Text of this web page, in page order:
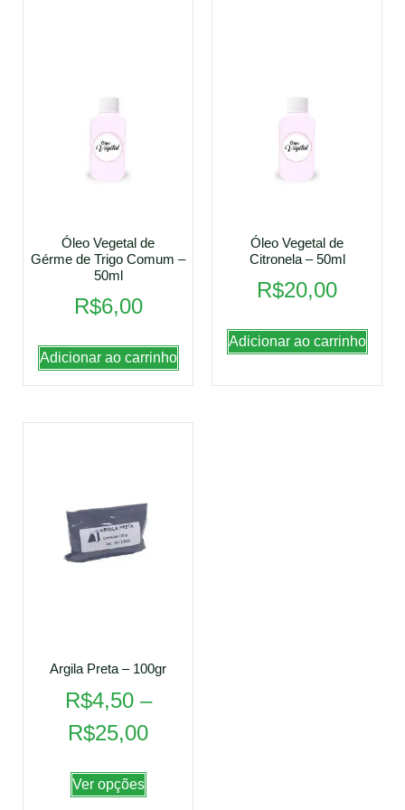
Óleo Vegetal de
Gérme de Trigo Comum –
50ml
R$6,00
Adicionar ao carrinho
Óleo Vegetal de
Citronela – 50ml
R$20,00
Adicionar ao carrinho
Argila Preta – 100gr
R$4,50 –
R$25,00
Ver opções